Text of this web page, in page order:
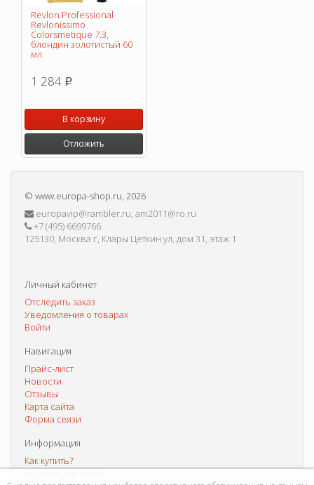
Revlon Professional
Revlonissimo
Colorsmetique 7.3,
блондин золотистый 60
мл
1 284 p
В корзину
Отложить
© www.europa-shop.ru, 2026
europavip@rambler.ru, am2011@ro.ru
+7 (495) 6699766
125130, Москва г, Клары Цеткин ул, дом 31, этаж 1
Личный кабинет
Отследить заказ
Уведомления о товарах
Войти
Навигация
Прайс-лист
Новости
Отзывы
Карта сайта
Форма связи
Информация
Как купить?
Условия доставки